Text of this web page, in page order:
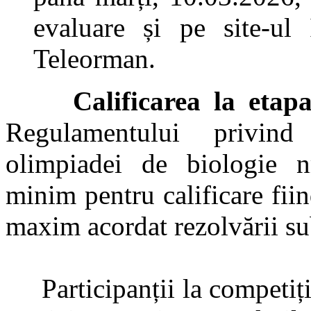
evaluare și pe site-ul
Teleorman.
Calificarea la
Regulamentului
olimpiadei de biologie
minim pentru calificare
maxim acordat rezolvării
Participanții la